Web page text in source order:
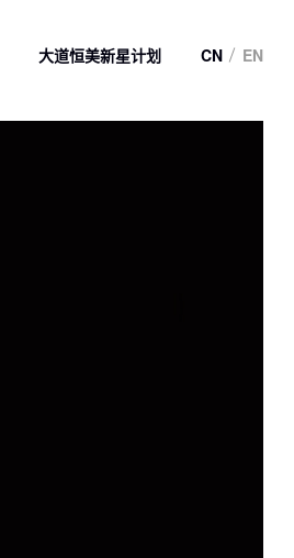
大道恒美新星计划 CN EN